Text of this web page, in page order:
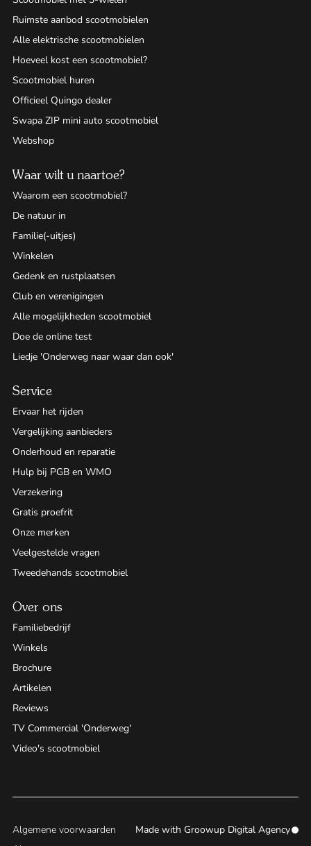
Ruimste aanbod scootmobielen
Alle elektrische scootmobielen
Hoeveel kost een scootmobiel?
Scootmobiel huren
Officieel Quingo dealer
Swapa ZIP mini auto scootmobiel
Webshop
Waar wilt u naartoe?
Waarom een scootmobiel?
De natuur in
Familie(-uitjes)
Winkelen
Gedenk en rustplaatsen
Club en verenigingen
Alle mogelijkheden scootmobiel
Doe de online test
Liedje 'Onderweg naar waar dan ook'
Service
Ervaar het rijden
Vergelijking aanbieders
Onderhoud en reparatie
Hulp bij PGB en WMO
Verzekering
Gratis proefrit
Onze merken
Veelgestelde vragen
Tweedehands scootmobiel
Over ons
Familiebedrijf
Winkels
Brochure
Artikelen
Reviews
TV Commercial 'Onderweg'
Video's scootmobiel
Algemene voorwaarden
Made with Groowup Digital Agency